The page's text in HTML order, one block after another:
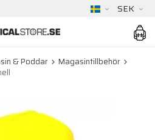
SEK
& Poddar
Magasintillbehör